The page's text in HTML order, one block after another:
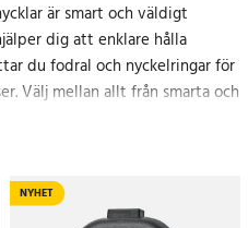
är smart och väldigt
dig att enklare hålla
du fodral och nyckelringar för
Välj mellan allt från smarta och
och smidiga nyckelfodral
till marknadens lägsta
NYHET